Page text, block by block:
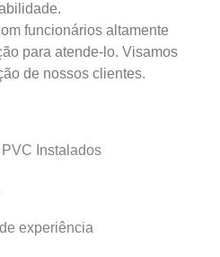
funcionários altamente
para atende-lo. Visamos
de nossos clientes.
PVC Instalados
experiência